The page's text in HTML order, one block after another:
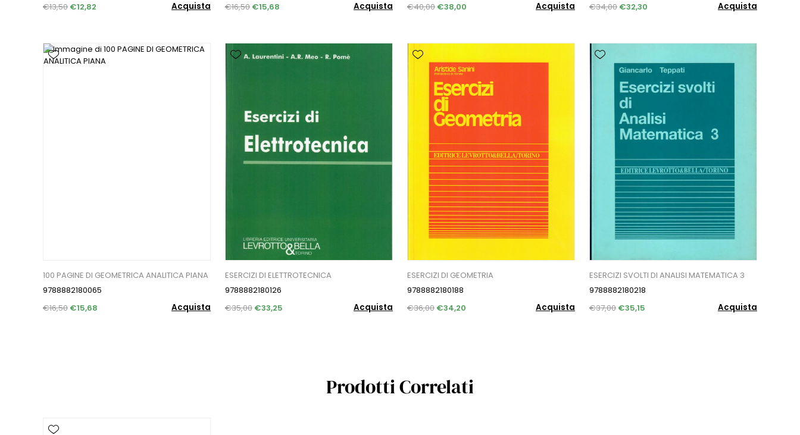
€13,50 €12,82 Acquista
€16,50 €15,68 Acquista
€40,00 €38,00 Acquista
€34,00 €32,30 Acquista
100 PAGINE DI GEOMETRICA ANALITICA PIANA
9788882180065
€16,50 €15,68 Acquista
ESERCIZI DI ELETTROTECNICA
9788882180126
€35,00 €33,25 Acquista
ESERCIZI DI GEOMETRIA
9788882180188
€36,00 €34,20 Acquista
ESERCIZI SVOLTI DI ANALISI MATEMATICA 3
9788882180218
€37,00 €35,15 Acquista
Prodotti Correlati